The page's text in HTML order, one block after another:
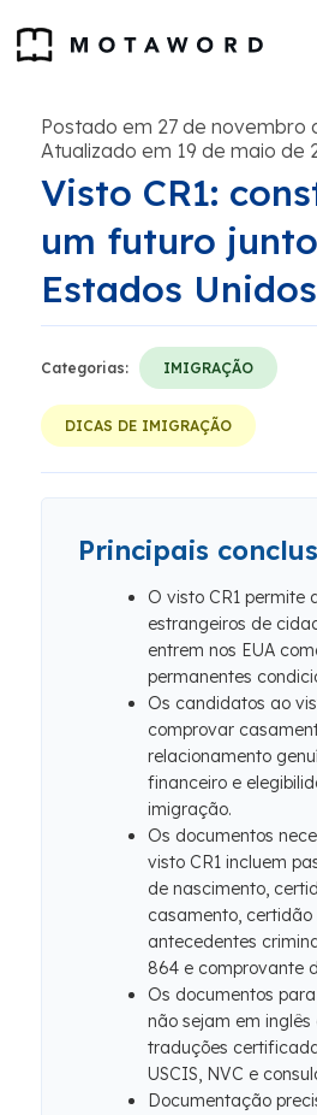
Postado em 27 de novembro
Atualizado em 19 de maio de
Visto CR1:
um futuro
Estados Unidos
Categorias: IMIGRAÇÃO
DICAS DE IMIGRAÇÃO
Principais
O visto CR1 permite
estrangeiros de
entrem nos EUA
permanentes
Os candidatos ao
comprovar
relacionamento
financeiro e
imigração.
Os documentos
visto CR1 incluem
de nascimento,
casamento,
antecedentes
864 e comprovante
Os documentos
não sejam em
traduções
USCIS, NVC e
Documentação